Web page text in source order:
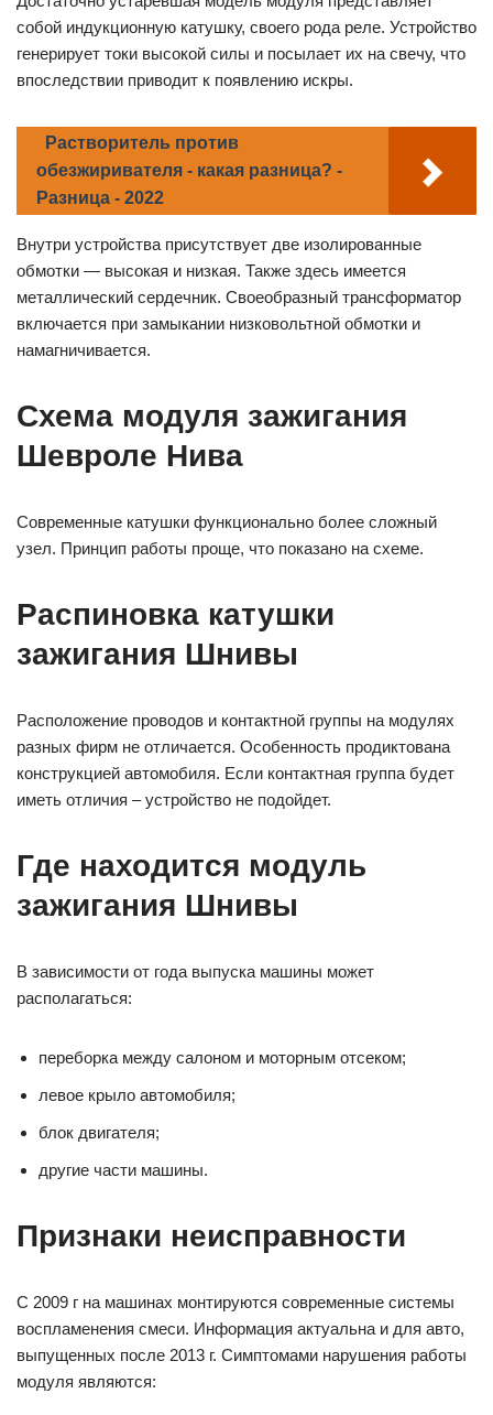
собой индукционную катушку, своего рода реле. Устройство
генерирует токи высокой силы и посылает их на свечу, что
впоследствии приводит к появлению искры.
Растворитель против
обезжиривателя - какая разница? -
Разница - 2022
Внутри устройства присутствует две изолированные
обмотки — высокая и низкая. Также здесь имеется
металлический сердечник. Своеобразный трансформатор
включается при замыкании низковольтной обмотки и
намагничивается.
Схема модуля зажигания
Шевроле Нива
Современные катушки функционально более сложный
узел. Принцип работы проще, что показано на схеме.
Распиновка катушки
зажигания Шнивы
Расположение проводов и контактной группы на модулях
разных фирм не отличается. Особенность продиктована
конструкцией автомобиля. Если контактная группа будет
иметь отличия – устройство не подойдет.
Где находится модуль
зажигания Шнивы
В зависимости от года выпуска машины может
располагаться:
переборка между салоном и моторным отсеком;
левое крыло автомобиля;
блок двигателя;
другие части машины.
Признаки неисправности
С 2009 г на машинах монтируются современные системы
воспламенения смеси. Информация актуальна и для авто,
выпущенных после 2013 г. Симптомами нарушения работы
модуля являются: